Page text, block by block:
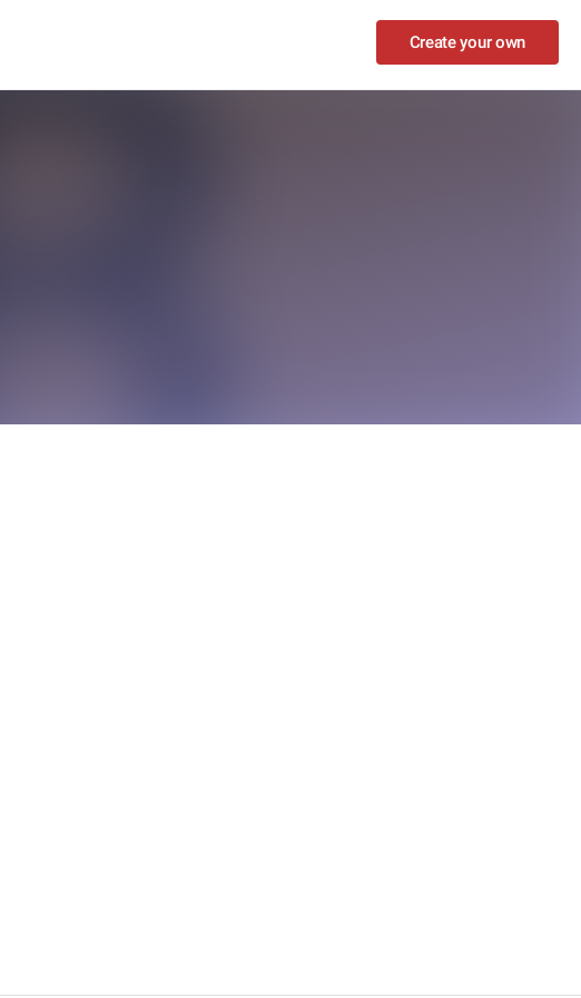
Create your own